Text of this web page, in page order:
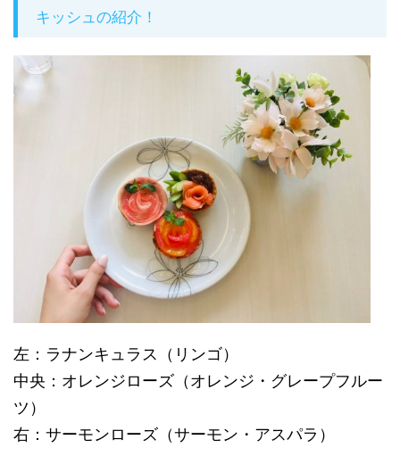
キッシュの紹介！
左：ラナンキュラス（リンゴ）
中央：オレンジローズ（オレンジ・グレープフルー
ツ）
右：サーモンローズ（サーモン・アスパラ）